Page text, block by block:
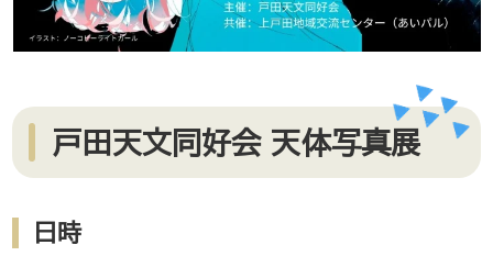
戸田天文同好会 天体写真展
日時